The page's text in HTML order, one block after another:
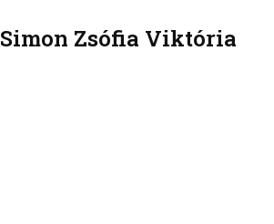
e
Simon Zsófia Viktória